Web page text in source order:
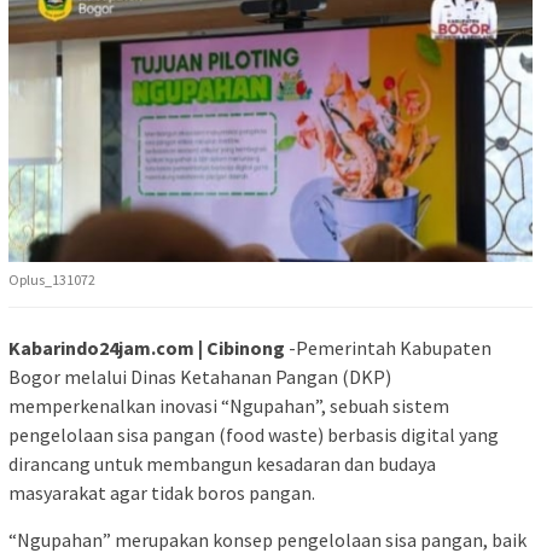
Oplus_131072
Kabarindo24jam.com | Cibinong -Pemerintah Kabupaten
Bogor melalui Dinas Ketahanan Pangan (DKP)
memperkenalkan inovasi “Ngupahan”, sebuah sistem
pengelolaan sisa pangan (food waste) berbasis digital yang
dirancang untuk membangun kesadaran dan budaya
masyarakat agar tidak boros pangan.
“Ngupahan” merupakan konsep pengelolaan sisa pangan, baik